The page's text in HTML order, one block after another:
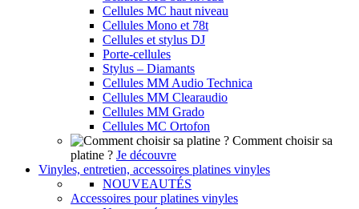
Cellules MC haut niveau
Cellules Mono et 78t
Cellules et stylus DJ
Porte-cellules
Stylus – Diamants
Cellules MM Audio Technica
Cellules MM Clearaudio
Cellules MM Grado
Cellules MC Ortofon
Comment choisir sa
platine ? Je découvre
Vinyles, entretien, accessoires platines vinyles
NOUVEAUTÉS
Accessoires pour platines vinyles